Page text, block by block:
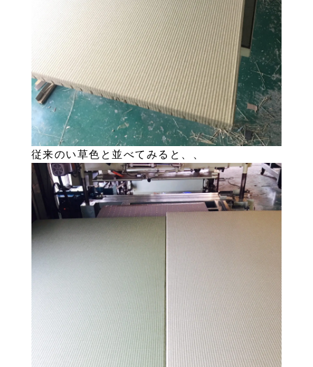
従来のい草色と並べてみると、、